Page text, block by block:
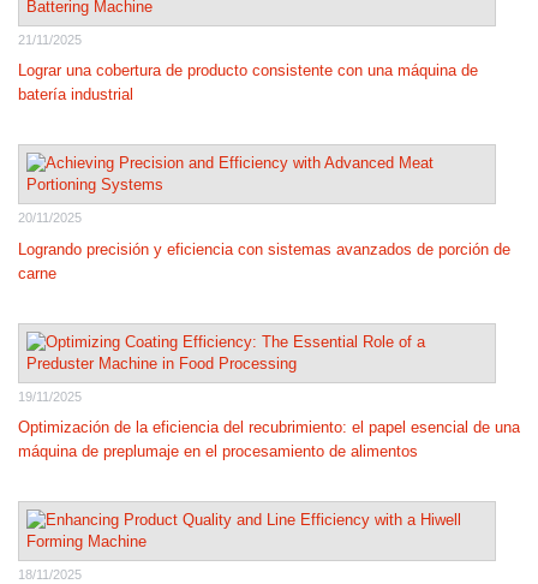
21/11/2025
Lograr una cobertura de producto consistente con una máquina de
batería industrial
20/11/2025
Logrando precisión y eficiencia con sistemas avanzados de porción de
carne
19/11/2025
Optimización de la eficiencia del recubrimiento: el papel esencial de una
máquina de preplumaje en el procesamiento de alimentos
18/11/2025